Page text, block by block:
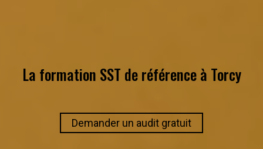
La formation SST de référence à Torcy
Demander un audit gratuit